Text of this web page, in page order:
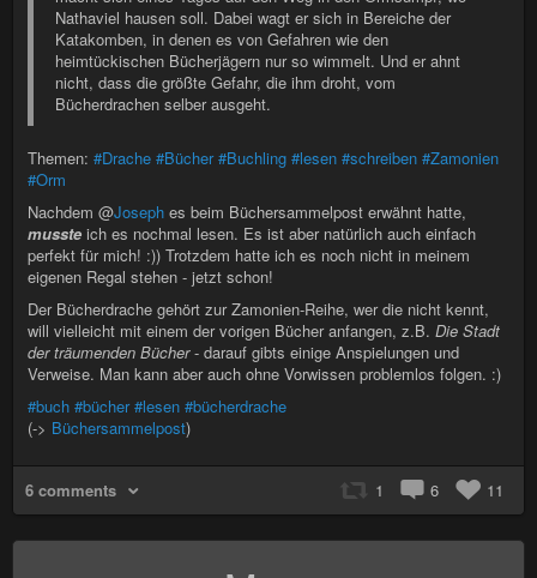
Nathaviel hausen soll. Dabei wagt er sich in Bereiche der
Katakomben, in denen es von Gefahren wie den
heimtückischen Bücherjägern nur so wimmelt. Und er ahnt
nicht, dass die größte Gefahr, die ihm droht, vom
Bücherdrachen selber ausgeht.
Themen: #Drache #Bücher #Buchling #lesen #schreiben #Zamonien
#Orm
Nachdem @Joseph es beim Büchersammelpost erwähnt hatte,
musste ich es nochmal lesen. Es ist aber natürlich auch einfach
perfekt für mich! :)) Trotzdem hatte ich es noch nicht in meinem
eigenen Regal stehen - jetzt schon!
Der Bücherdrache gehört zur Zamonien-Reihe, wer die nicht kennt,
will vielleicht mit einem der vorigen Bücher anfangen, z.B. Die Stadt
der träumenden Bücher- darauf gibts einige Anspielungen und
Verweise. Man kann aber auch ohne Vorwissen problemlos folgen. :)
#buch #bücher #lesen #bücherdrache
(-> Büchersammelpost)
6 comments 1 6 11